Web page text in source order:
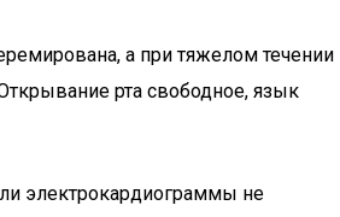
а при тяжелом течении
рта свободное, язык
электрокардиограммы не